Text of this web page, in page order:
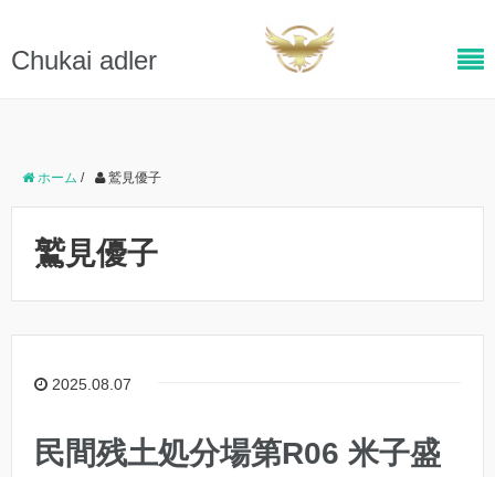
Chukai adler
ホーム / 鷲見優子
鷲見優子
2025.08.07
民間残土処分場第R06 米子盛